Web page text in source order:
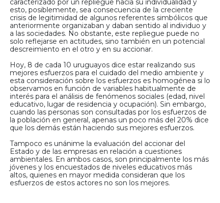
caracterizado por un repliegue hacia su individualidad y
esto, posiblemente, sea consecuencia de la creciente
crisis de legitimidad de algunos referentes simbólicos que
anteriormente organizaban y daban sentido al individuo y
a las sociedades. No obstante, este repliegue puede no
solo reflejarse en actitudes, sino también en un potencial
descreimiento en el otro y en su accionar.
Hoy, 8 de cada 10 uruguayos dice estar realizando sus
mejores esfuerzos para el cuidado del medio ambiente y
esta consideración sobre los esfuerzos es homogénea si lo
observamos en función de variables habitualmente de
interés para el análisis de fenómenos sociales (edad, nivel
educativo, lugar de residencia y ocupación). Sin embargo,
cuando las personas son consultadas por los esfuerzos de
la población en general, apenas un poco más del 20% dice
que los demás están haciendo sus mejores esfuerzos.
Tampoco es unánime la evaluación del accionar del
Estado y de las empresas en relación a cuestiones
ambientales. En ambos casos, son principalmente los más
jóvenes y los encuestados de niveles educativos más
altos, quienes en mayor medida consideran que los
esfuerzos de estos actores no son los mejores.